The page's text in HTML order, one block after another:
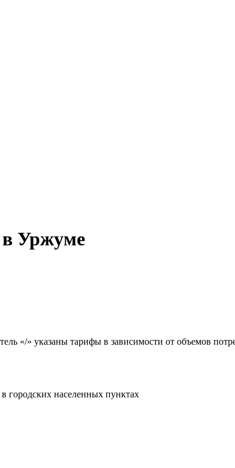
Уржуме
«/» указаны тарифы в зависимости от объемов
городских населенных пунктах